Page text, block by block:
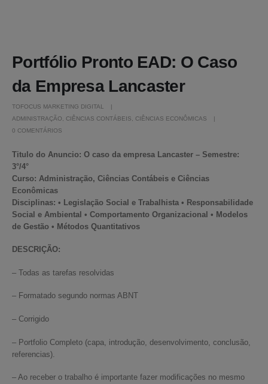
Portfólio Pronto EAD: O Caso
da Empresa Lancaster
TOFOCUS MARKETING DIGITAL
ADMINISTRAÇÃO
CIÊNCIAS CONTÁBEIS
CIÊNCIAS ECONÔMICAS
0 COMENTÁRIOS
Titulo do Anuncio: O caso da empresa Lancaster – Semestre:
3°/4°
Curso: Administração, Ciências Contábeis e Ciências
Econômicas
Disciplinas: • Legislação Social e Trabalhista • Responsabilidade
Social e Ambiental • Comportamento Organizacional • Modelos
de Gestão • Métodos Quantitativos
DESCRIÇÃO:
– Todas as tarefas resolvidas
– Formatado segundo normas ABNT
– Corrigido
– Portfolio Completo (capa, introdução, desenvolvimento, conclusão,
referencias).
– Ao receber o trabalho é importante fazer modificações no mesmo